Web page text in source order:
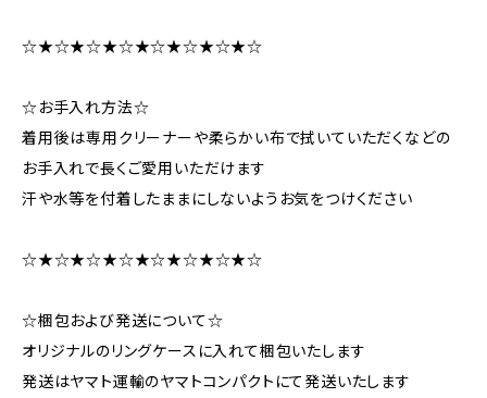
☆★☆★☆★☆★☆★☆★☆★☆
☆お手入れ方法☆
着用後は専用クリーナーや柔らかい布で拭いていただくなどの
お手入れで長くご愛用いただけます
汗や水等を付着したままにしないようお気をつけください
☆★☆★☆★☆★☆★☆★☆★☆
☆梱包および発送について☆
オリジナルのリングケースに入れて梱包いたします
発送はヤマト運輸のヤマトコンパクトにて発送いたします